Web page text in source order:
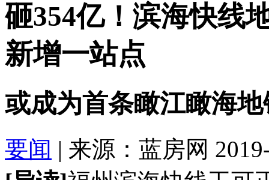
砸354亿！滨海快线
新增一站点
或成为首条瞰江瞰海地
要闻 | 来源：蓝房网